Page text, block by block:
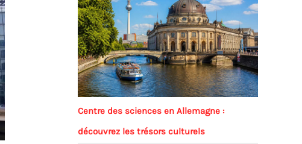
Centre des sciences en Allemagne :
découvrez les trésors culturels